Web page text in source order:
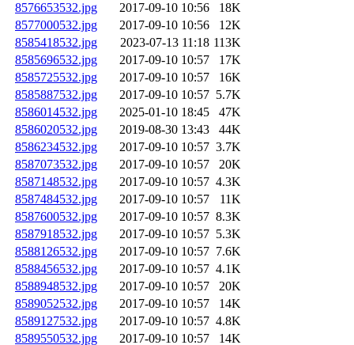
8576653532.jpg
2017-09-10 10:56
18K
8577000532.jpg
2017-09-10 10:56
12K
8585418532.jpg
2023-07-13 11:18 113K
8585696532.jpg
2017-09-10 10:57
17K
8585725532.jpg
2017-09-10 10:57
16K
8585887532.jpg
2017-09-10 10:57 5.7K
8586014532.jpg
2025-01-10 18:45
47K
8586020532.jpg
2019-08-30 13:43
44K
8586234532.jpg
2017-09-10 10:57 3.7K
8587073532.jpg
2017-09-10 10:57
20K
8587148532.jpg
2017-09-10 10:57 4.3K
8587484532.jpg
2017-09-10 10:57
11K
8587600532.jpg
2017-09-10 10:57 8.3K
8587918532.jpg
2017-09-10 10:57 5.3K
8588126532.jpg
2017-09-10 10:57 7.6K
8588456532.jpg
2017-09-10 10:57 4.1K
8588948532.jpg
2017-09-10 10:57
20K
8589052532.jpg
2017-09-10 10:57
14K
8589127532.jpg
2017-09-10 10:57 4.8K
8589550532.jpg
2017-09-10 10:57 14K